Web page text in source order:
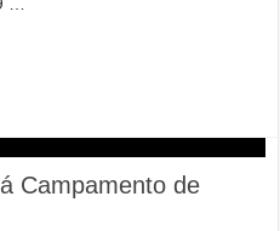
Campamento de